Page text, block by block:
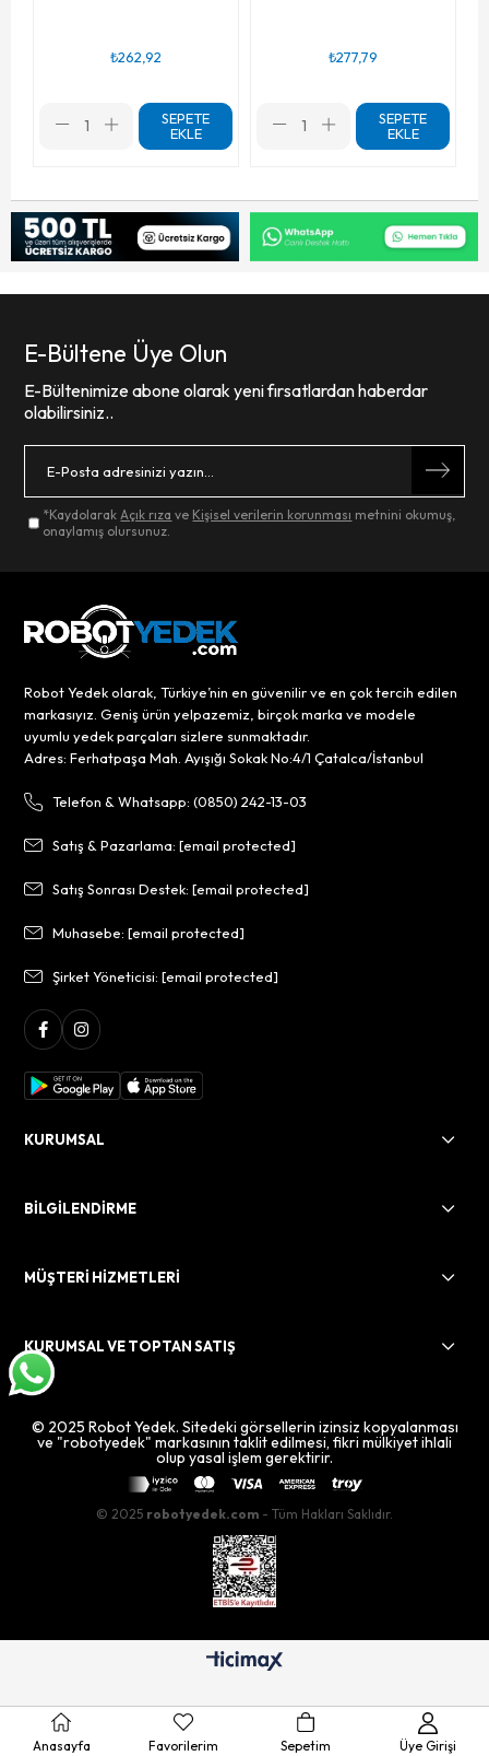
₺262,92
SEPETE
EKLE
₺277,79
SEPETE
EKLE
E-Bültene Üye Olun
E-Bültenimize abone olarak yeni fırsatlardan haberdar
olabilirsiniz..
*KaydolarakAçık rıza ve Kişisel verilerin korunması metnini okumuş,
onaylamış olursunuz.
Robot Yedek olarak, Türkiye’nin en güvenilir ve en çok tercih edilen
markasıyız. Geniş ürün yelpazemiz, birçok marka ve modele
uyumlu yedek parçaları sizlere sunmaktadır.
Adres: Ferhatpaşa Mah. Ayışığı Sokak No:4/1 Çatalca/İstanbul
Telefon & Whatsapp: (0850) 242-13-03
Satış & Pazarlama:[email protected]
Satış Sonrası Destek:[email protected]
Muhasebe:[email protected]
Şirket Yöneticisi:[email protected]
KURUMSAL
BİLGİLENDİRME
MÜŞTERİ HİZMETLERİ
KURUMSAL VE TOPTAN SATIŞ
© 2025 Robot Yedek. Sitedeki görsellerin izinsiz kopyalanması
ve "robotyedek" markasının taklit edilmesi, fikri mülkiyet ihlali
olup yasal işlem gerektirir.
© 2025 robotyedek.com - Tüm Hakları Saklıdır.
Anasayfa Favorilerim Sepetim Üye Girişi